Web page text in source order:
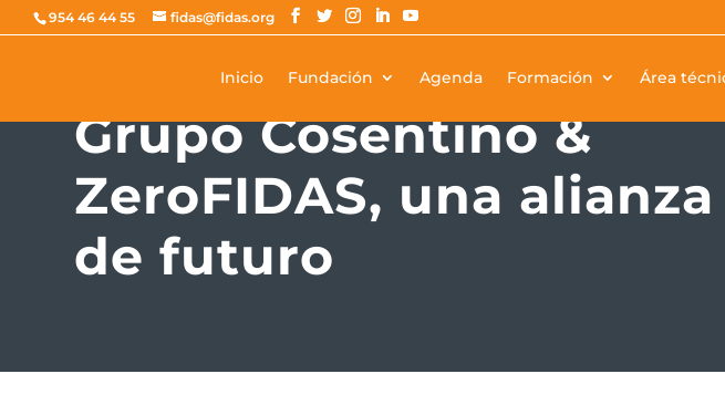
954 46 44 55 fidas@fidas.org
Inicio Fundación Agenda Formación Área
Grupo Cosentino &
ZeroFIDAS, una alianza
de futuro